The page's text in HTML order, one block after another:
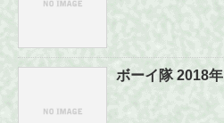
ボーイ隊 2018